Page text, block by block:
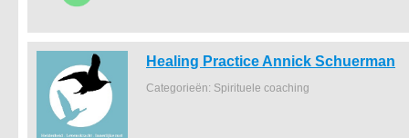
Healing Practice Annick Schuerman
Categorieën: Spirituele coaching